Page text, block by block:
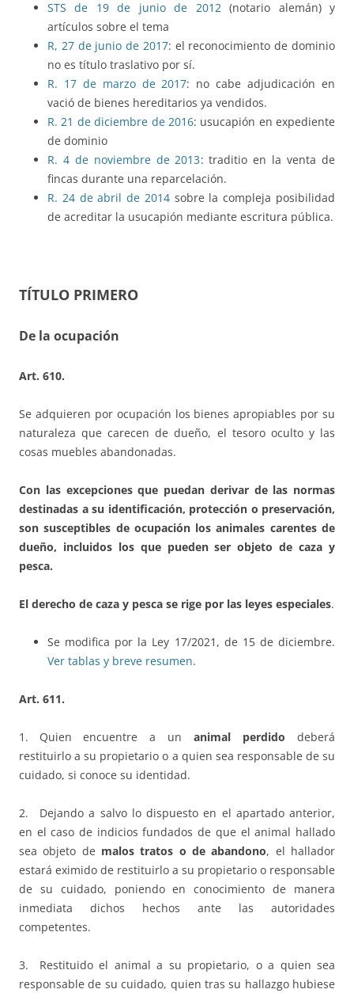
STS de 19 de junio de 2012(notario alemán) y
artículos sobre el tema
R, 27 de junio de 2017: el reconocimiento de dominio
no es título traslativo por sí.
R. 17 de marzo de 2017: no cabe adjudicación en
vació de bienes hereditarios ya vendidos.
R. 21 de diciembre de 2016: usucapión en expediente
de dominio
R. 4 de noviembre de 2013: traditio en la venta de
fincas durante una reparcelación.
R. 24 de abril de 2014sobre la compleja posibilidad
de acreditar la usucapión mediante escritura pública.
TÍTULO PRIMERO
De la ocupación
Art. 610.
Se adquieren por ocupación los bienes apropiables por su
naturaleza que carecen de dueño, el tesoro oculto y las
cosas muebles abandonadas.
Con las excepciones que puedan derivar de las normas
destinadas a su identificación, protección o preservación,
son susceptibles de ocupación los animales carentes de
dueño, incluidos los que pueden ser objeto de caza y
pesca.
El derecho de caza y pesca se rige por las leyes especiales.
Se modifica por la Ley 17/2021, de 15 de diciembre.
Ver tablas y breve resumen.
Art. 611.
1. Quien encuentre a un animal perdido deberá
restituirlo a su propietario o a quien sea responsable de su
cuidado, si conoce su identidad.
2. Dejando a salvo lo dispuesto en el apartado anterior,
en el caso de indicios fundados de que el animal hallado
sea objeto de malos tratos o de abandono, el hallador
estará eximido de restituirlo a su propietario o responsable
de su cuidado, poniendo en conocimiento de manera
inmediata dichos hechos ante las autoridades
competentes.
3. Restituido el animal a su propietario, o a quien sea
responsable de su cuidado, quien tras su hallazgo hubiese